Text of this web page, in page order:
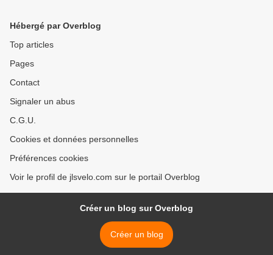
Hébergé par Overblog
Top articles
Pages
Contact
Signaler un abus
C.G.U.
Cookies et données personnelles
Préférences cookies
Voir le profil de jlsvelo.com sur le portail Overblog
Créer un blog sur Overblog
Créer un blog